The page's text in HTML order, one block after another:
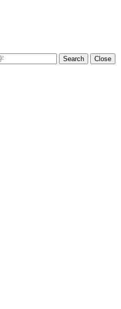
Search Close